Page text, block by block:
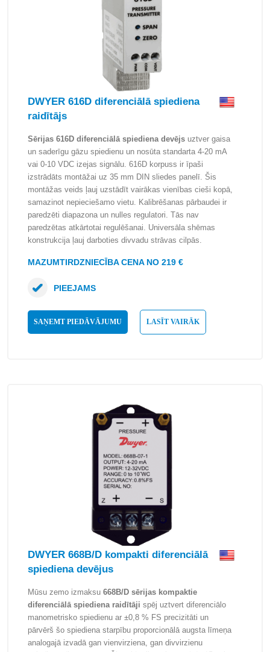
DWYER 616D diferenciālā spiediena
raidītājs
Sērijas 616D diferenciālā spiediena devējs uztver gaisa
un saderīgu gāzu spiedienu un nosūta standarta 4-20 mA
vai 0-10 VDC izejas signālu. 616D korpuss ir īpaši
izstrādāts montāžai uz 35 mm DIN sliedes panelī. Šis
montāžas veids ļauj uzstādīt vairākas vienības cieši kopā,
samazinot nepieciešamo vietu. Kalibrēšanas pārbaudei ir
paredzēti diapazona un nulles regulatori. Tās nav
paredzētas atkārtotai regulēšanai. Universāla shēmas
konstrukcija ļauj darboties divvadu strāvas cilpās.
MAZUMTIRDZNIECĪBA CENA NO 219 €
SAŅEMT PIEDĀVĀJUMU LASĪT VAIRĀK
PIEEJAMS
DWYER 668B/D kompakti diferenciālā
spiediena devējus
Mūsu zemo izmaksu 668B/D sērijas kompaktie
diferenciālā spiediena raidītāji spēj uztvert diferenciālo
manometrisko spiedienu ar ±0,8 % FS precizitāti un
pārvērš šo spiediena starpību proporcionālā augsta līmeņa
analogajā izvadā gan vienvirziena, gan divvirzienu